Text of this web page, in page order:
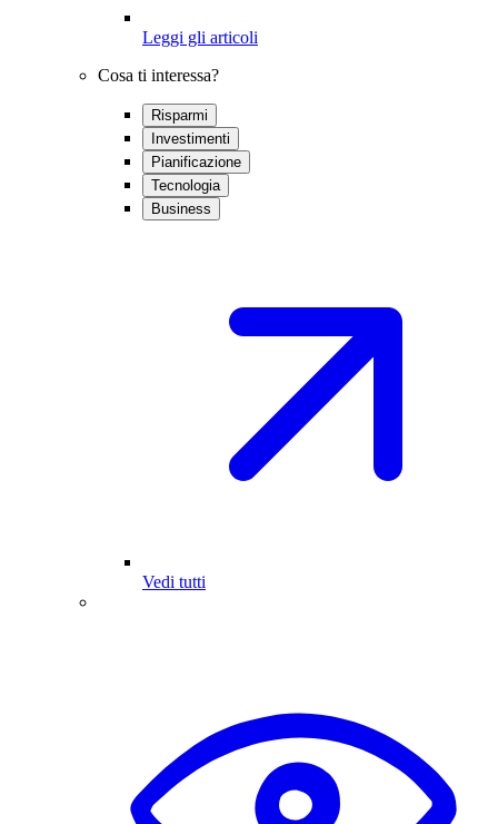
Leggi gli articoli
Cosa ti interessa?
Risparmi
Investimenti
Pianificazione
Tecnologia
Business
Vedi tutti